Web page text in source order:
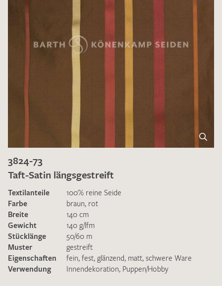
3824-73
Taft-Satin längsgestreift
Textilanteile
100% reine Seide
Farbe
braun, rot
Breite
140 cm
Gewicht
140 g/lfm
Stücklänge
50/60 m
Muster
gestreift
Eigenschaften
fein, fest, glänzend, matt, schwere Ware
Verwendung
Innendekoration, Puppen/Hobby